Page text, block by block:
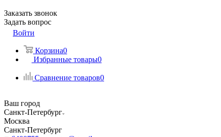
Заказать звонок
Задать вопрос
Войти
Корзина0
Избранные товары0
Сравнение товаров0
Ваш город
Санкт-Петербург
Москва
Санкт-Петербург